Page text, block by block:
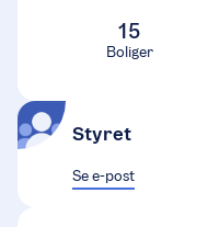
15
Boliger
Styret
Se e-post